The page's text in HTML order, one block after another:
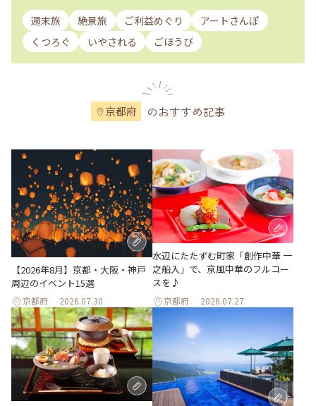
週末旅 絶景旅 ご利益めぐり
アートさんぽ
くつろぐ
いやされる ごほうび
京都府 のおすすめ記事
【2026年8月】京都・大阪・神戸
周辺のイベント15選
京都府 2026.07.30
水辺にたたずむ町家「創作中華 一
之船入」で、京風中華のフルコー
スを♪
京都府 2026.07.27